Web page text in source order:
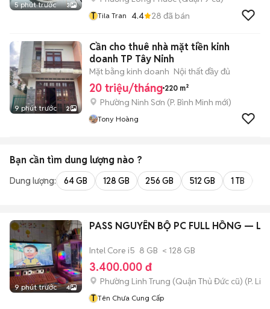
5 phút trước 3
T Tila Tran 4.4 28 đã bán
9 phút trước 2
Cần cho thuê nhà mặt tiền kinh
doanh TP Tây Ninh
Mặt bằng kinh doanh Nội thất đầy đủ
20 triệu/tháng 220 m²
Phường Ninh Sơn (P. Bình Minh mới)
Tony Hoàng
Bạn cần tìm dung lượng nào ?
Dung lượng: 64 GB 128 GB 256 GB 512 GB 1 TB
9 phút trước 4
PASS NGUYÊN BỘ PC FULL HỒNG —
Intel Core i5 8 GB < 128 GB
3.400.000 đ
Phường Linh Trung (Quận Thủ Đức cũ) (P.
T Tên Chưa Cung Cấp